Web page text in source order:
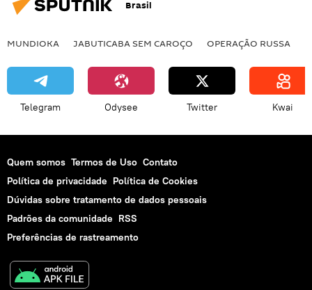
Rússia
Lago Baikal
Antártica
Brasil
MUNDIOKA JABUTICABA SEM CAROÇO OPERAÇÃO RUSSA
Telegram Odysee Twitter Kwai
Quem somos Termos de Uso Contato
Política de privacidade Política de Cookies
Dúvidas sobre tratamento de dados pessoais
Padrões da comunidade RSS
Preferências de rastreamento